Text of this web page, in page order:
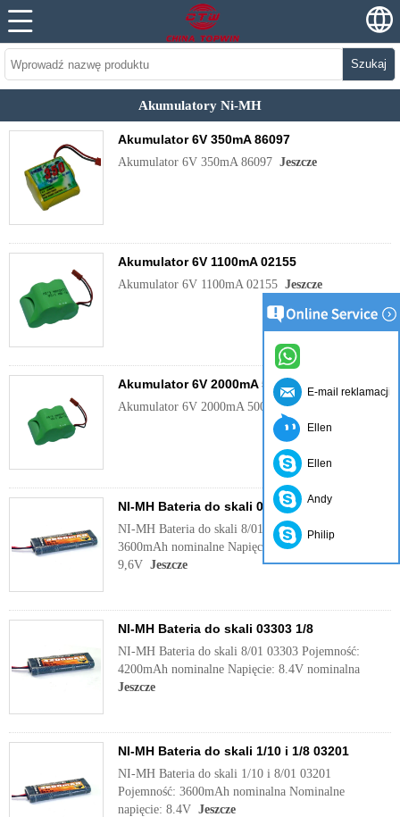
Szukaj
Akumulatory Ni-MH
Akumulator 6V 350mA 86097
Akumulator 6V 350mA 86097 Jeszcze
Akumulator 6V 1100mA 02155
Akumulator 6V 1100mA 02155 Jeszcze
Akumulator 6V 2000mA 50051
Akumulator 6V 2000mA 50051Jeszcze
NI-MH Bateria do skali 03304 1/8
NI-MH Bateria do skali 8/01 03304 Pojemność:
3600mAh nominalne Napięcie nominalne: zasilniu
9,6V Jeszcze
NI-MH Bateria do skali 03303 1/8
NI-MH Bateria do skali 8/01 03303 Pojemność:
4200mAh nominalne Napięcie: 8.4V nominalna
Jeszcze
NI-MH Bateria do skali 1/10 i 1/8 03201
NI-MH Bateria do skali 1/10 i 8/01 03201
Pojemność: 3600mAh nominalna Nominalne
napięcie: 8.4V Jeszcze
E-mail reklamacji
Ellen
Ellen
Andy
Philip